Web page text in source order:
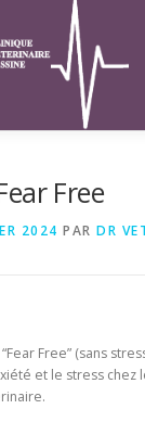
Free
2024 PAR DR
Free” (sans
et le stress